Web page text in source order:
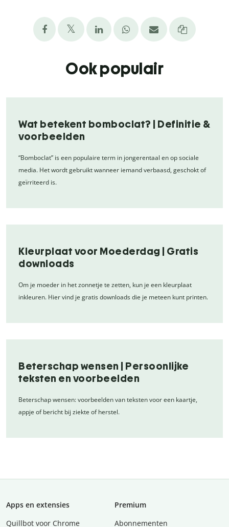
Ook populair
Wat betekent bomboclat? | Definitie &
voorbeelden
“Bomboclat” is een populaire term in jongerentaal en op sociale
media. Het wordt gebruikt wanneer iemand verbaasd, geschokt of
geïrriteerd is.
Kleurplaat voor Moederdag | Gratis
downloads
Om je moeder in het zonnetje te zetten, kun je een kleurplaat
inkleuren. Hier vind je gratis downloads die je meteen kunt printen.
Beterschap wensen | Persoonlijke
teksten en voorbeelden
Beterschap wensen: voorbeelden van teksten voor een kaartje,
appje of bericht bij ziekte of herstel.
Apps en extensies
Quillbot voor Chrome
Premium
Abonnementen